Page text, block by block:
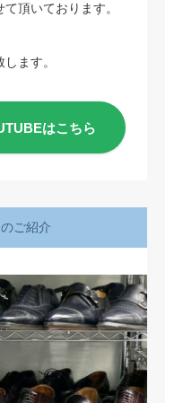
頂いております。
ます。
はこちら
ご紹介